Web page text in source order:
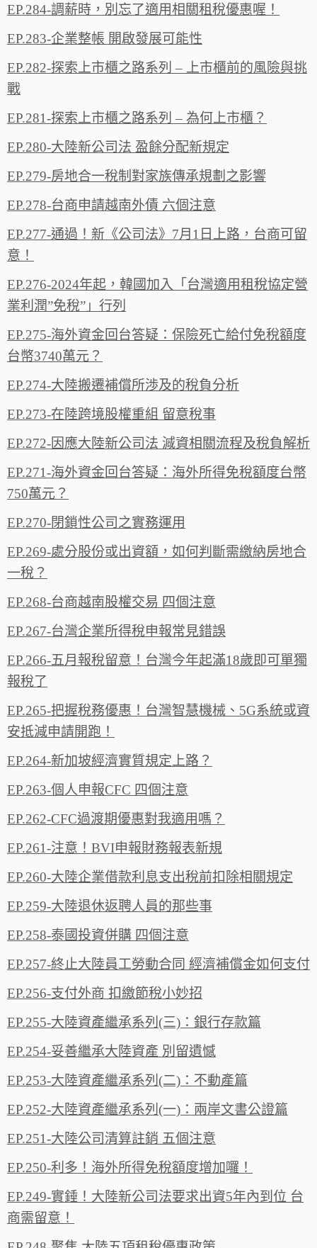
EP.284-調薪時，別忘了適用相關租稅優惠喔！
EP.283-企業整帳 開啟發展可能性
EP.282-探索上市櫃之路系列 – 上市櫃前的風險與挑
戰
EP.281-探索上市櫃之路系列 – 為何上市櫃？
EP.280-大陸新公司法 盈餘分配新規定
EP.279-房地合一稅制對家族傳承規劃之影響
EP.278-台商申請越南外債 六個注意
EP.277-通過！新《公司法》7月1日上路，台商可留
意！
EP.276-2024年起，韓國加入「台灣適用租稅協定營
業利潤”免稅”」行列
EP.275-海外資金回台答疑：保險死亡給付免稅額度
台幣3740萬元？
EP.274-大陸搬遷補償所渉及的稅負分析
EP.273-在陸跨境股權重組 留意稅事
EP.272-因應大陸新公司法 減資相關流程及稅負解析
EP.271-海外資金回台答疑：海外所得免稅額度台幣
750萬元？
EP.270-閉鎖性公司之實務運用
EP.269-處分股份或出資額，如何判斷需繳納房地合
一稅？
EP.268-台商越南股權交易 四個注意
EP.267-台灣企業所得稅申報常見錯誤
EP.266-五月報稅留意！台灣今年起滿18歲即可單獨
報稅了
EP.265-把握稅務優惠！台灣智慧機械、5G系統或資
安抵減申請開跑！
EP.264-新加坡經濟實質規定上路？
EP.263-個人申報CFC 四個注意
EP.262-CFC過渡期優惠對我適用嗎？
EP.261-注意！BVI申報財務報表新規
EP.260-大陸企業借款利息支出稅前扣除相關規定
EP.259-大陸退休返聘人員的那些事
EP.258-泰國投資併購 四個注意
EP.257-終止大陸員工勞動合同 經濟補償金如何支付
EP.256-支付外商 扣繳節稅小妙招
EP.255-大陸資產繼承系列(三)：銀行存款篇
EP.254-妥善繼承大陸資產 別留遺憾
EP.253-大陸資產繼承系列(二)：不動產篇
EP.252-大陸資產繼承系列(一)：兩岸文書公證篇
EP.251-大陸公司清算註銷 五個注意
EP.250-利多！海外所得免稅額度增加囉！
EP.249-實錘！大陸新公司法要求出資5年內到位 台
商需留意！